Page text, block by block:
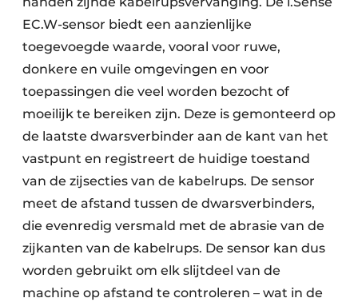
EC.W-sensor biedt een aanzienlijke
toegevoegde waarde, vooral voor ruwe,
donkere en vuile omgevingen en voor
toepassingen die veel worden bezocht of
moeilijk te bereiken zijn. Deze is gemonteerd op
de laatste dwarsverbinder aan de kant van het
vastpunt en registreert de huidige toestand
van de zijsecties van de kabelrups. De sensor
meet de afstand tussen de dwarsverbinders,
die evenredig versmald met de abrasie van de
zijkanten van de kabelrups. De sensor kan dus
worden gebruikt om elk slijtdeel van de
machine op afstand te controleren – wat in de